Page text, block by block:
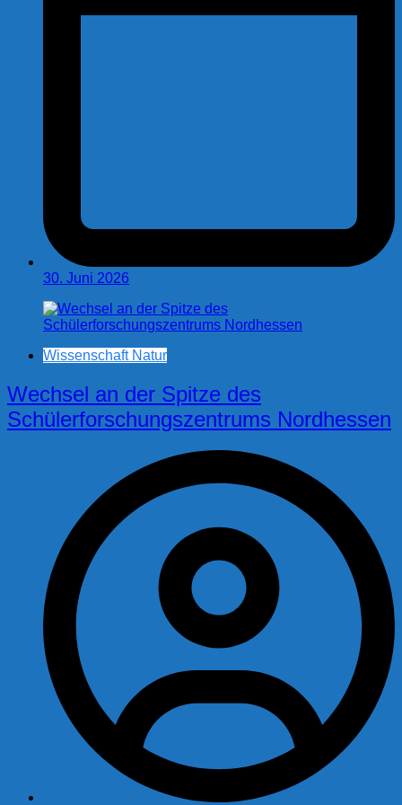
30. Juni 2026
Wissenschaft Natur
Wechsel an der Spitze des
Schülerforschungszentrums Nordhessen